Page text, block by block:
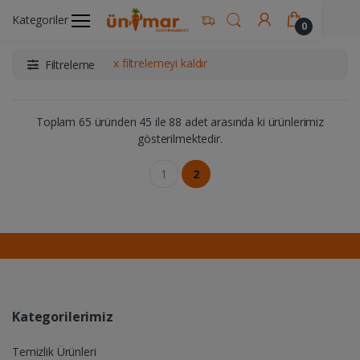
Kategoriler 0
Ünimar Anasayfa Manav
Filtreleme x filtrelemeyi kaldır
Toplam 65 üründen 45 ile 88 adet arasında ki ürünlerimiz
gösterilmektedir.
1 2
Kategorilerimiz
Temizlik Ürünleri